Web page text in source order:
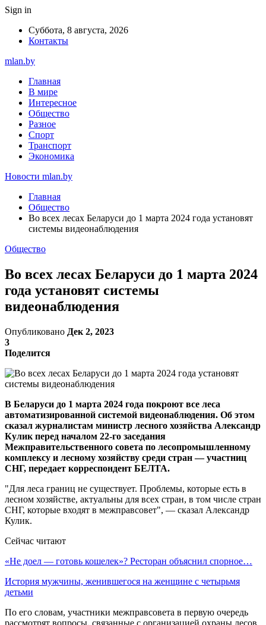
Sign in
Суббота, 8 августа, 2026
Контакты
mlan.by
Главная
В мире
Интересное
Общество
Разное
Спорт
Транспорт
Экономика
Новости mlan.by
Главная
Общество
Во всех лесах Беларуси до 1 марта 2024 года установят
системы видеонаблюдения
Общество
Во всех лесах Беларуси до 1 марта 2024
года установят системы
видеонаблюдения
Опубликовано Дек 2, 2023
3
Поделится
В Беларуси до 1 марта 2024 года покроют все леса
автоматизированной системой видеонаблюдения. Об этом
сказал журналистам министр лесного хозяйства Александр
Кулик перед началом 22-го заседания
Межправительственного совета по лесопромышленному
комплексу и лесному хозяйству среди стран — участниц
СНГ, передает корреспондент БЕЛТА.
"Для леса границ не существует. Проблемы, которые есть в
лесном хозяйстве, актуальны для всех стран, в том числе стран
СНГ, которые входят в межправсовет", — сказал Александр
Кулик.
Сейчас читают
«Не доел — готовь кошелек»? Ресторан объяснил спорное…
История мужчины, женившегося на женщине с четырьмя
детьми
По его словам, участники межправсовета в первую очередь
рассмотрят вопросы, связанные с организацией охраны лесов